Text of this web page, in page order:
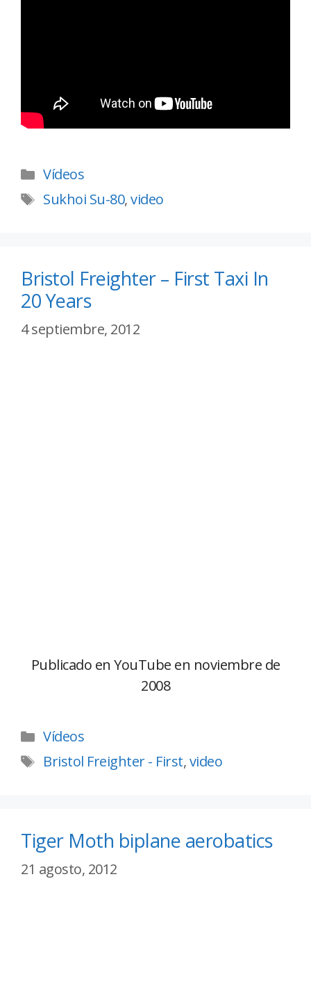
Vídeos
Sukhoi Su-80,video
Bristol Freighter – First Taxi In
20 Years
4 septiembre, 2012
Publicado en YouTube en noviembre de
2008
Vídeos
Bristol Freighter - First,video
Tiger Moth biplane aerobatics
21 agosto, 2012